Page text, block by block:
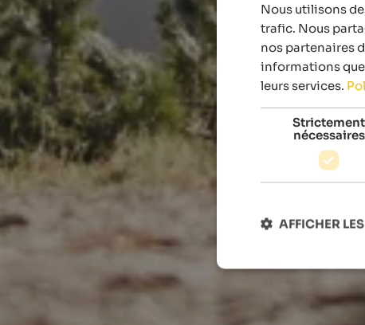
Nous utilisons
trafic. Nous
nos partenaires
informations que
leurs services.
Strictement
nécessaires
AFFICHER